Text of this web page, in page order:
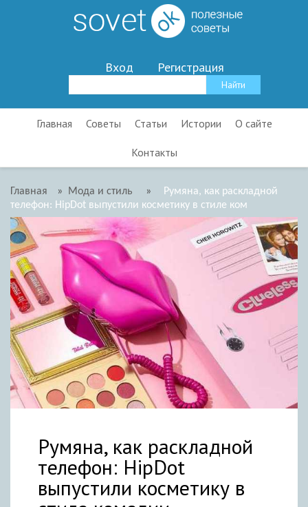
Вход Регистрация
Главная Советы Статьи Истории О сайте
Контакты
Главная » Мода и стиль »
Румяна, как раскладной
телефон: HipDot выпустили косметику в стиле ком
Румяна, как раскладной
телефон: HipDot
выпустили косметику в